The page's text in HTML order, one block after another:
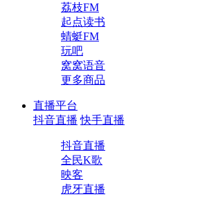
荔枝FM
起点读书
蜻蜓FM
玩吧
窝窝语音
更多商品
直播平台
抖音直播 快手直播
抖音直播
全民K歌
映客
虎牙直播